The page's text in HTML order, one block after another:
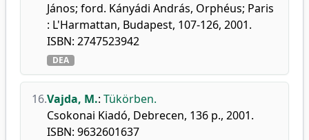
János; ford. Kányádi András, Orphéus; Paris
: L'Harmattan, Budapest, 107-126, 2001.
ISBN: 2747523942
DEA
16.Vajda, M.: Tükörben.
Csokonai Kiadó, Debrecen, 136 p., 2001.
ISBN: 9632601637